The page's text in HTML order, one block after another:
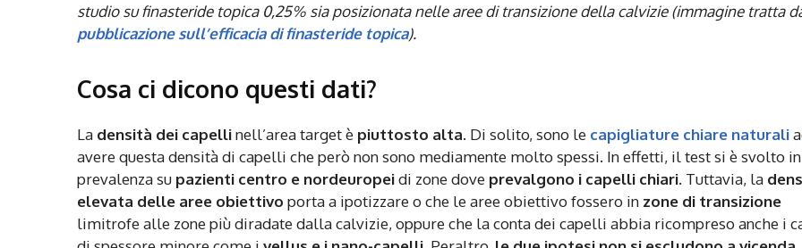
studio su finasteride topica 0,25% sia posizionata nelle aree di transizione della calvizie (immagine tratta
pubblicazione sull’efficacia di finasteride topica).
Cosa ci dicono questi dati?
La densità dei capellinell’area target è piuttosto alta. Di solito, sono le capigliature chiare naturali
avere questa densità di capelli che però non sono mediamente molto spessi. In effetti, il test si è svolto in
prevalenza su pazienti centro e nordeuropeidi zone dove prevalgono i capelli chiari. Tuttavia, la
elevata delle aree obiettivo porta a ipotizzare o che le aree obiettivo fossero in zone di transizione
limitrofe alle zone più diradate dalla calvizie, oppure che la conta dei capelli abbia ricompreso anche i